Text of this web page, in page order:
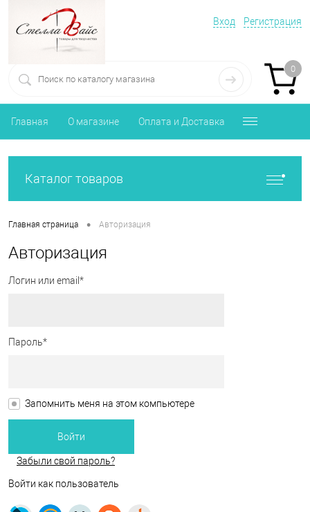
Вход Регистрация
0
Главная О магазине Оплата и Доставка
Каталог товаров
Главная страница • Авторизация
Авторизация
Логин или email*
Пароль*
Запомнить меня на этом компьютере
Забыли свой пароль?
Войти как пользователь